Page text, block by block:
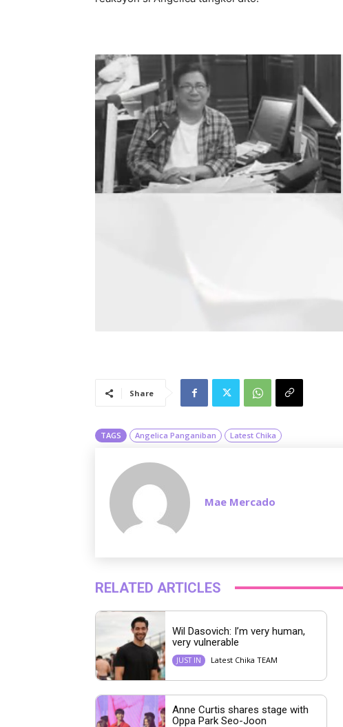
Share
TAGS Angelica Panganiban Latest Chika
Mae Mercado
RELATED ARTICLES
Wil Dasovich: I’m very human,
very vulnerable
JUST IN Latest Chika TEAM
Anne Curtis shares stage with
Oppa Park Seo-Joon